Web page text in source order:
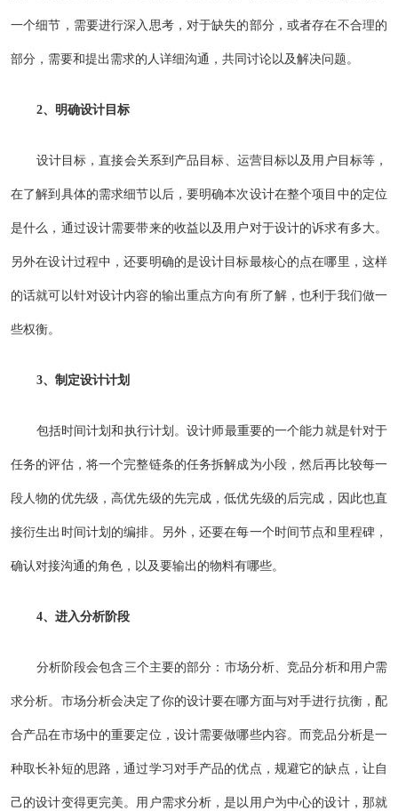
一个细节，需要进行深入思考，对于缺失的部分，或者存在不合理的
部分，需要和提出需求的人详细沟通，共同讨论以及解决问题。
2、明确设计目标
设计目标，直接会关系到产品目标、运营目标以及用户目标等，
在了解到具体的需求细节以后，要明确本次设计在整个项目中的定位
是什么，通过设计需要带来的收益以及用户对于设计的诉求有多大。
另外在设计过程中，还要明确的是设计目标最核心的点在哪里，这样
的话就可以针对设计内容的输出重点方向有所了解，也利于我们做一
些权衡。
3、制定设计计划
包括时间计划和执行计划。设计师最重要的一个能力就是针对于
任务的评估，将一个完整链条的任务拆解成为小段，然后再比较每一
段人物的优先级，高优先级的先完成，低优先级的后完成，因此也直
接衍生出时间计划的编排。另外，还要在每一个时间节点和里程碑，
确认对接沟通的角色，以及要输出的物料有哪些。
4、进入分析阶段
分析阶段会包含三个主要的部分：市场分析、竞品分析和用户需
求分析。市场分析会决定了你的设计要在哪方面与对手进行抗衡，配
合产品在市场中的重要定位，设计需要做哪些内容。而竞品分析是一
种取长补短的思路，通过学习对手产品的优点，规避它的缺点，让自
己的设计变得更完美。用户需求分析，是以用户为中心的设计，那就